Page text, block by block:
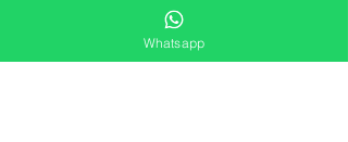
Whatsapp